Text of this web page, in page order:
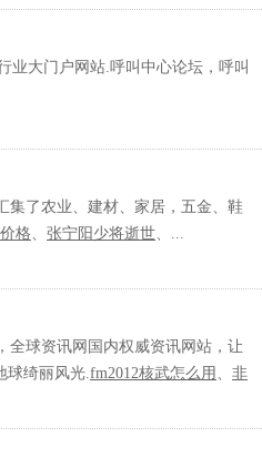
业大门户网站.呼叫中心论坛，呼叫
集了农业、建材、家居，五金、鞋
格、 张宁阳少将逝世、...
全球资讯网国内权威资讯网站，让
球绮丽风光.fm2012核武怎么用 、 非